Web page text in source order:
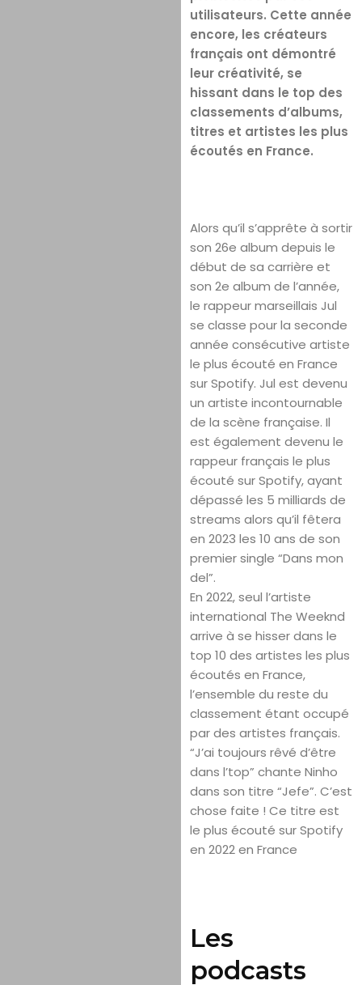
utilisateurs. Cette année
encore, les créateurs
français ont démontré
leur créativité, se
hissant dans le top des
classements d’albums,
titres et artistes les plus
écoutés en France.
Alors qu’il s’apprête à sortir
son 26e album depuis le
début de sa carrière et
son 2e album de l’année,
le rappeur marseillais Jul
se classe pour la seconde
année consécutive artiste
le plus écouté en France
sur Spotify. Jul est devenu
un artiste incontournable
de la scène française. Il
est également devenu le
rappeur français le plus
écouté sur Spotify, ayant
dépassé les 5 milliards de
streams alors qu’il fêtera
en 2023 les 10 ans de son
premier single “Dans mon
del”.
En 2022, seul l’artiste
international The Weeknd
arrive à se hisser dans le
top 10 des artistes les plus
écoutés en France,
l’ensemble du reste du
classement étant occupé
par des artistes français.
“J’ai toujours rêvé d’être
dans l’top” chante Ninho
dans son titre “Jefe”. C’est
chose faite ! Ce titre est
le plus écouté sur Spotify
en 2022 en France
Les
podcasts